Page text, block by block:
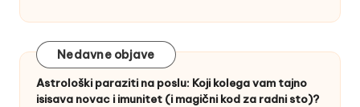
Nedavne objave
Astrološki paraziti na poslu: Koji kolega vam tajno
isisava novac i imunitet (i magični kod za radni sto)?